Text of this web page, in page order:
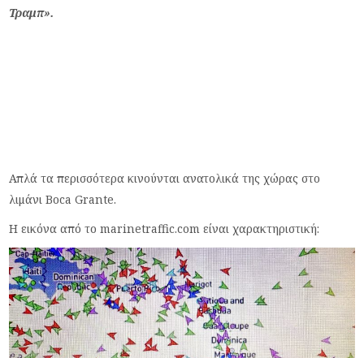
Τραμπ».
Απλά τα περισσότερα κινούνται ανατολικά της χώρας στο
λιμάνι Βοca Grante.
Η εικόνα από το marinetraffic.com είναι χαρακτηριστική: